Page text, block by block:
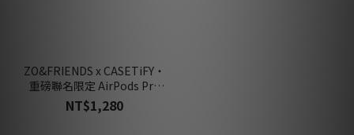
ZO&FRIENDS x CASETiFY・
重磅聯名限定 AirPods Pro
保護殼
NT$1,280